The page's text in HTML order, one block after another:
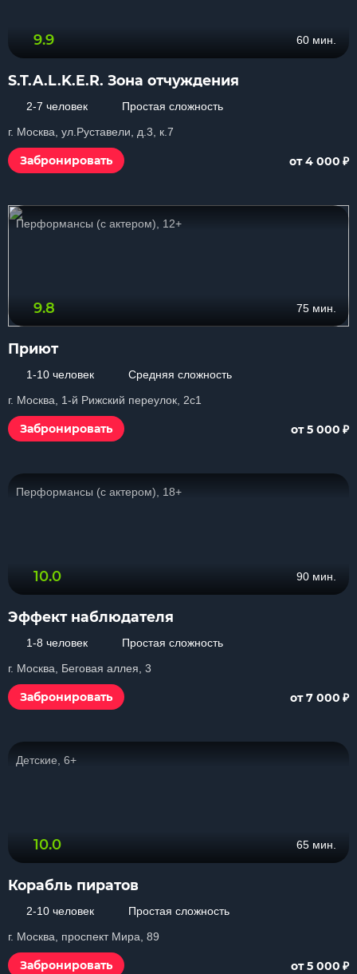
9.9 60 мин.
S.T.A.L.K.E.R. Зона отчуждения
2-7 человек
Простая сложность
г. Москва, ул.Руставели, д.3, к.7
Забронировать от 4 000 ₽
Перформансы (с актером), 12+
9.8 75 мин.
Приют
1-10 человек
Средняя сложность
г. Москва, 1-й Рижский переулок, 2с1
Забронировать от 5 000 ₽
Перформансы (с актером), 18+
10.0 90 мин.
Эффект наблюдателя
1-8 человек
Простая сложность
г. Москва, Беговая аллея, 3
Забронировать от 7 000 ₽
Детские, 6+
10.0 65 мин.
Корабль пиратов
2-10 человек
Простая сложность
г. Москва, проспект Мира, 89
Забронировать от 5 000 ₽